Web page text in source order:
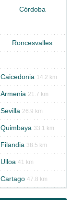
Córdoba
Roncesvalles
Caicedonia 14.2 km
Armenia 21.7 km
Sevilla 26.9 km
Quimbaya 33.1 km
Filandia 38.5 km
Ulloa 41 km
Cartago 47.8 km